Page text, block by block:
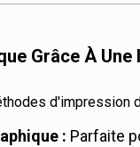
matériaux sont
et à
leur haute
Grâce À
d'impression
: Parfaite